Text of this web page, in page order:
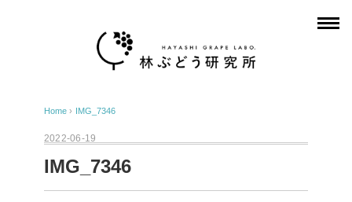
Home › IMG_7346
2022-06-19
IMG_7346